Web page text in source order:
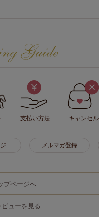
支払い方法 キャンセル
メルマガ登録
プページへ
ューを見る